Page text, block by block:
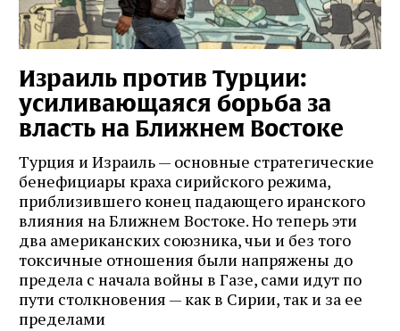
Израиль против Турции:
усиливающаяся борьба за
власть на Ближнем Востоке
Турция и Израиль — основные стратегические
бенефициары краха сирийского режима,
приблизившего конец падающего иранского
влияния на Ближнем Востоке. Но теперь эти
два американских союзника, чьи и без того
токсичные отношения были напряжены до
предела с начала войны в Газе, сами идут по
пути столкновения — как в Сирии, так и за ее
пределами